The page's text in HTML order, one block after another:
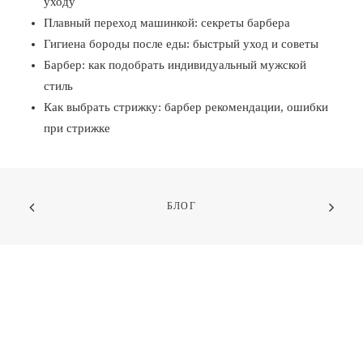
Плавный переход машинкой: секреты барбера
Гигиена бороды после еды: быстрый уход и советы
Барбер: как подобрать индивидуальный мужской
стиль
Как выбрать стрижку: барбер рекомендации, ошибки
при стрижке
БЛОГ